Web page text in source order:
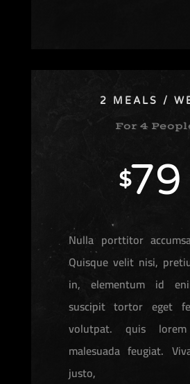
2 MEALS /
For 4
$79
Nulla porttitor
Quisque velit nisi,
in, elementum id
suscipit tortor eget
volutpat. quis
malesuada feugiat.
justo,